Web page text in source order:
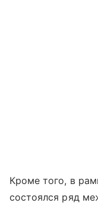
Кроме того, в
состоялся ряд